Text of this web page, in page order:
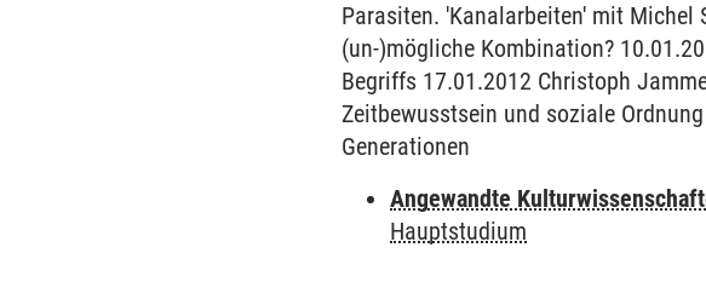
Parasiten. 'Kanalarbeiten' mit Michel
(un-)mögliche Kombination?
Begriffs 17.01.2012 Christoph
Zeitbewusstsein und soziale
Generationen
Angewandte
Hauptstudium